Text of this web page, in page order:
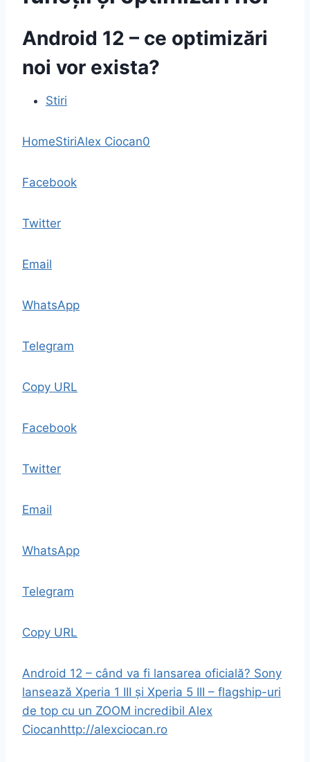
Android 12 – ce optimizări
noi vor exista?
Stiri
HomeStiriAlex Ciocan0
Facebook
Twitter
Email
WhatsApp
Telegram
Copy URL
Facebook
Twitter
Email
WhatsApp
Telegram
Copy URL
Android 12 – când va fi lansarea oficială? Sony
lansează Xperia 1 III și Xperia 5 III – flagship-uri
de top cu un ZOOM incredibil Alex
Ciocanhttp://alexciocan.ro